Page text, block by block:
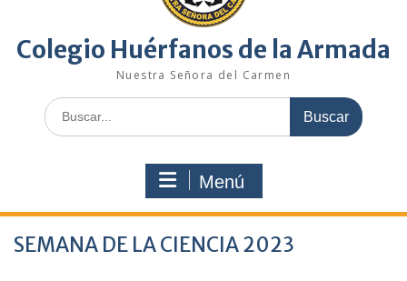
Colegio Huérfanos de la Armada
Nuestra Señora del Carmen
Buscar:
Menú
SEMANA DE LA CIENCIA 2023